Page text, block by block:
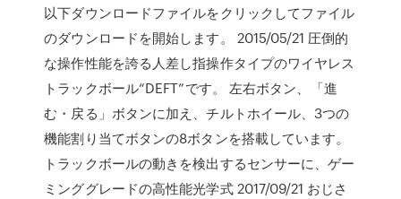
以下ダウンロードファイルをクリックしてファイル
のダウンロードを開始します。 2015/05/21 圧倒的
な操作性能を誇る人差し指操作タイプのワイヤレス
トラックボール“DEFT”です。 左右ボタン、「進
む・戻る」ボタンに加え、チルトホイール、3つの
機能割り当てボタンの8ボタンを搭載しています。
トラックボールの動きを検出するセンサーに、ゲー
ミンググレードの高性能光学式 2017/09/21 おじさ